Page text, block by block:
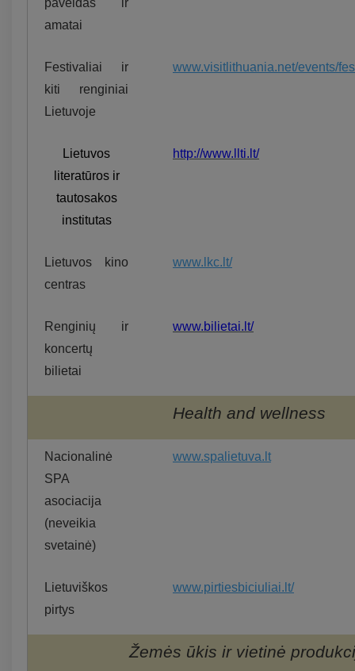
paveldas ir
amatai
Festivaliai ir
kiti renginiai
Lietuvoje
www.visitlithuania.net/events/
Lietuvos
literatūros ir
tautosakos
institutas
http://www.llti.lt/
Lietuvos kino
centras
www.lkc.lt/
Renginių ir
koncertų
bilietai
www.bilietai.lt/
Health and wellness
Nacionalinė
SPA
asociacija
(neveikia
svetainė)
www.spalietuva.lt
Lietuviškos
pirtys
www.pirtiesbiciuliai.lt/
Žemės ūkis ir vietinė